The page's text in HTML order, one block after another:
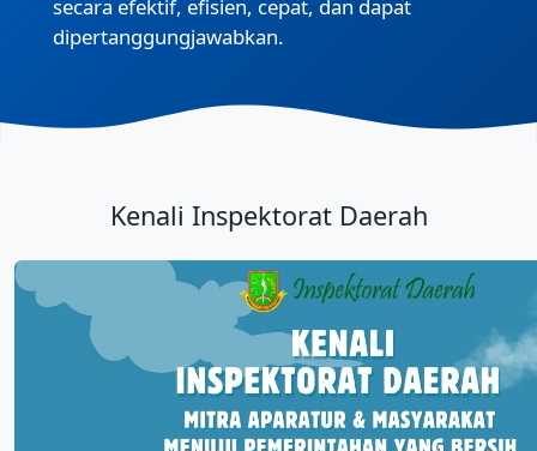
secara efektif, efisien, cepat, dan dapat
dipertanggungjawabkan.
Kenali Inspektorat Daerah